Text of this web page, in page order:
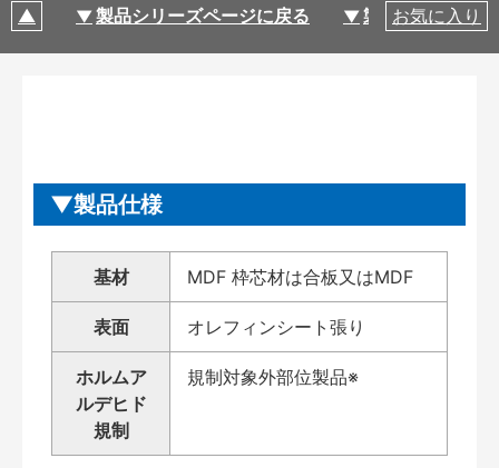
製品シリーズページに戻る 製品仕様
お気に入り
製品仕様
基材 MDF 枠芯材は合板又はMDF
表面 オレフィンシート張り
ホルムア
ルデヒド
規制
規制対象外部位製品※